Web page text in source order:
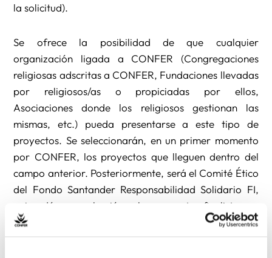
la solicitud).
Se ofrece la posibilidad de que cualquier
organización ligada a CONFER (Congregaciones
religiosas adscritas a CONFER, Fundaciones llevadas
por religiosos/as o propiciadas por ellos,
Asociaciones donde los religiosos gestionan las
mismas, etc.) pueda presentarse a este tipo de
proyectos. Se seleccionarán, en un primer momento
por CONFER, los proyectos que lleguen dentro del
campo anterior. Posteriormente, será el Comité Ético
del Fondo Santander Responsabilidad Solidario FI,
quien dé su aprobación a los proyectos finalistas en
cada categoría. El plazo de presentación de